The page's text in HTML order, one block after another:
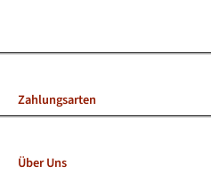
Zahlungsarten
Über Uns